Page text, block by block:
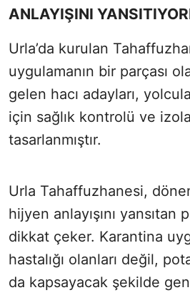
ANLAYIŞINI
Urla’da kurulan
uygulamanın bir parçası
gelen hacı adayları,
için sağlık kontrolü ve
tasarlanmıştır.
Urla Tahaffuzhanesi,
hijyen anlayışını yansıtan
dikkat çeker. Karantina
hastalığı olanları değil,
da kapsayacak şekilde